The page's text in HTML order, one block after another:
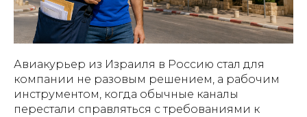
Авиакурьер из Израиля в Россию стал для
компании не разовым решением, а рабочим
инструментом, когда обычные каналы
перестали справляться с требованиями к